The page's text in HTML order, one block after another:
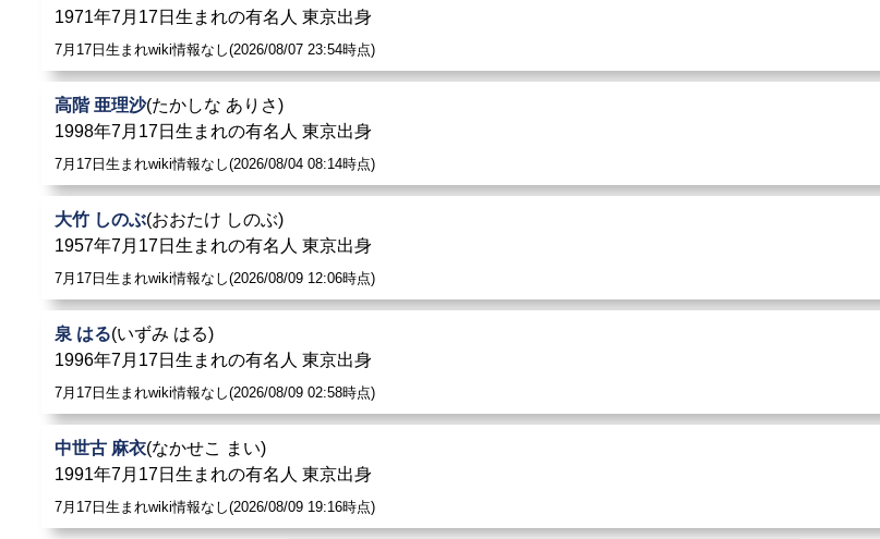
1971年7月17日生まれの有名人 東京出身
7月17日生まれwiki情報なし(2026/08/07 23:54時点)
高階 亜理沙(たかしな ありさ)
1998年7月17日生まれの有名人 東京出身
7月17日生まれwiki情報なし(2026/08/04 08:14時点)
大竹 しのぶ(おおたけ しのぶ)
1957年7月17日生まれの有名人 東京出身
7月17日生まれwiki情報なし(2026/08/09 12:06時点)
泉 はる(いずみ はる)
1996年7月17日生まれの有名人 東京出身
7月17日生まれwiki情報なし(2026/08/09 02:58時点)
中世古 麻衣(なかせこ まい)
1991年7月17日生まれの有名人 東京出身
7月17日生まれwiki情報なし(2026/08/09 19:16時点)